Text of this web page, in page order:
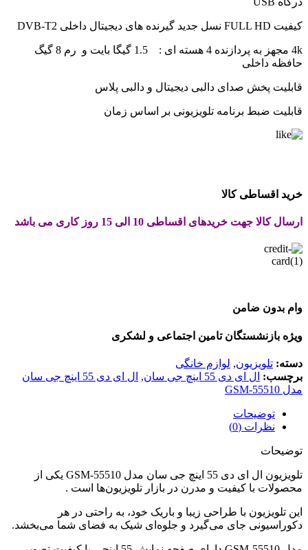
کیفیت FULL HD نسل جدید گیرنده های دیجیتال داخلی DVB-T2
4k مجهز به پردازنده 4 هسته ای : 1.5 گیگا بایت و رم 8 گیگ
حافظه داخلی
قابلیت پخش صدای دالبی دیجیتال و دالبی پلاس
قابلیت ضبط برنامه تلویزیونی بر اساس زمان
خرید اقساطی کالا
ارسال کالا جهت خریدهای اقساطی 10 الی 15 روز کاری می باشد
وام بدون ضامن
ویژه بازنشستگان تامین اجتماعی و لشکری
دسته: تلویزیون, لوازم خانگی
برچسب: ال ای دی 55 اینچ جی سان ,
ال ای دی 55 اینچ جی سان
مدل GSM-55510
توضیحات
نظرات (0)
توضیحات
تلویزیون ال ای دی 55 اینچ جی سان مدل GSM-55510 یکی از
محصولات با کیفیت و مدرن در بازار تلویزیون‌ها است .
این تلویزیون با طراحی زیبا و باریک خود، به راحتی در هر
دکوراسیونی جای می‌گیرد و جلوه‌ای شیک به فضای شما می‌بخشد.